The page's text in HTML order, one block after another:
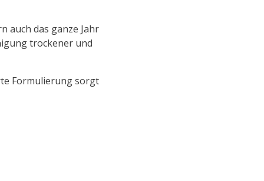
auch das ganze Jahr
trockener und
Formulierung sorgt